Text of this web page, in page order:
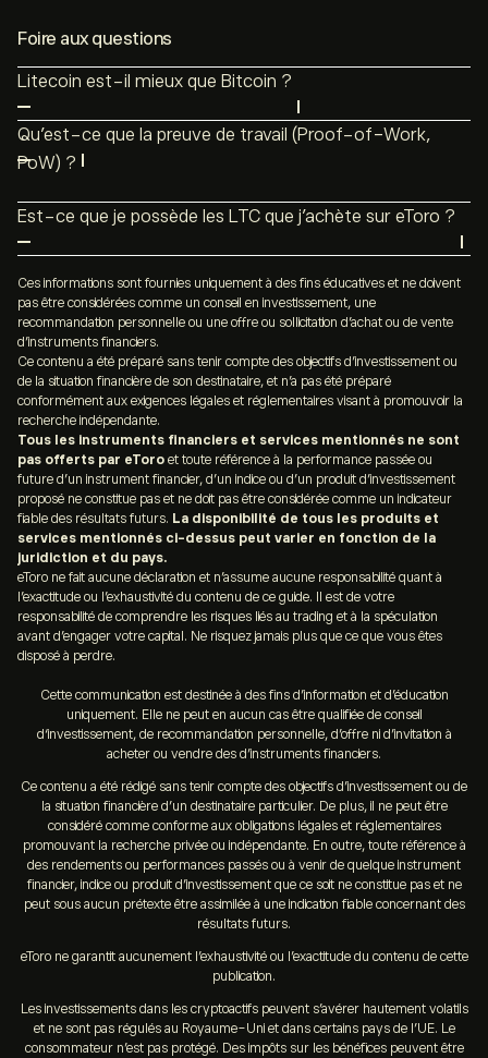
Foire aux questions
Litecoin est-il mieux que Bitcoin ?
Le réseau Litecoin se distingue de Bitcoin par sa
capacité à gérer un volume plus élevé de transactions,
résultant de la génération plus fréquente de blocs. En
outre, Litecoin offre des fonctionnalités avancées telles
Intégré au protocole MimbleWimble, Litecoin vise à
améliorer les performances du réseau en permettant
des transactions sécurisées et confidentielles. Malgré
ces avantages,Bitcoin
pionnière, souvent qualifiée d’« or numérique », avec
une adoption plus étendue par rapport à Litecoin, qui a
longtemps été perçu comme « l’argent numérique ».
Qu’est-ce que la preuve de travail (Proof-of-Work,
PoW) ?
Litecoin, tout comme Bitcoin ouDogecoin(DOGE),
fonctionne selon un mécanisme de consensus appelé «
preuve de travail ». Ce protocole est utilisé au sein d’une
blockchainpour valider les blocs de transactions, ce qui
nécessite la résolution d’algorithmes mathématiques
complexes de la part de mineurs et une grande
puissance informatique.
Est-ce que je possède les LTC que j’achète sur eToro ?
En accord avec les régulateurs financiers internationaux,
certains comptes peuvent uniquement ouvrir des
positions sur les cryptos parCFD(Contrat de
Différence). Ces instruments financiers signifient que
vous ne possédez pas réellement l’actif sous-jacent
dans lequel vous investissez.
Cette réponse dépend de votre situation géographique,
ainsi que de l’entité eToro avec laquelle vous procédez.
Vérifiez les rubriques consacrées au sujet et les
conditions d’utilisation et de vente associées à votre
pays.
Ces informations sont fournies uniquement à des fins éducatives et ne doivent
pas être considérées comme un conseil en investissement, une
recommandation personnelle ou une offre ou sollicitation d’achat ou de vente
d’instruments financiers.
Ce contenu a été préparé sans tenir compte des objectifs d’investissement ou
de la situation financière de son destinataire, et n’a pas été préparé
conformément aux exigences légales et réglementaires visant à promouvoir la
recherche indépendante.
Tous les instruments financiers et services mentionnés ne sont
pas offerts par eToro et toute référence à la performance passée ou
future d’un instrument financier, d’un indice ou d’un produit d’investissement
proposé ne constitue pas et ne doit pas être considérée comme un indicateur
fiable des résultats futurs. La disponibilité de tous les produits et
services mentionnés ci-dessus peut varier en fonction de la
juridiction et du pays.
eToro ne fait aucune déclaration et n’assume aucune responsabilité quant à
l’exactitude ou l’exhaustivité du contenu de ce guide. Il est de votre
responsabilité de comprendre les risques liés au trading et à la spéculation
avant d’engager votre capital. Ne risquez jamais plus que ce que vous êtes
disposé à perdre.
Cette communication est destinée à des fins d’information et d’éducation
uniquement. Elle ne peut en aucun cas être qualifiée de conseil
d‘investissement, de recommandation personnelle, d’offre ni d’invitation à
acheter ou vendre des d’instruments financiers.
Ce contenu a été rédigé sans tenir compte des objectifs d’investissement ou de
la situation financière d’un destinataire particulier. De plus, il ne peut être
considéré comme conforme aux obligations légales et réglementaires
promouvant la recherche privée ou indépendante. En outre, toute référence à
des rendements ou performances passés ou à venir de quelque instrument
financier, indice ou produit d’investissement que ce soit ne constitue pas et ne
peut sous aucun prétexte être assimilée à une indication fiable concernant des
résultats futurs.
eToro ne garantit aucunement l’exhaustivité ou l’exactitude du contenu de cette
publication.
Les investissements dans les cryptoactifs peuvent s’avérer hautement volatils
et ne sont pas régulés au Royaume-Uni et dans certains pays de l’UE. Le
consommateur n’est pas protégé. Des impôts sur les bénéfices peuvent être